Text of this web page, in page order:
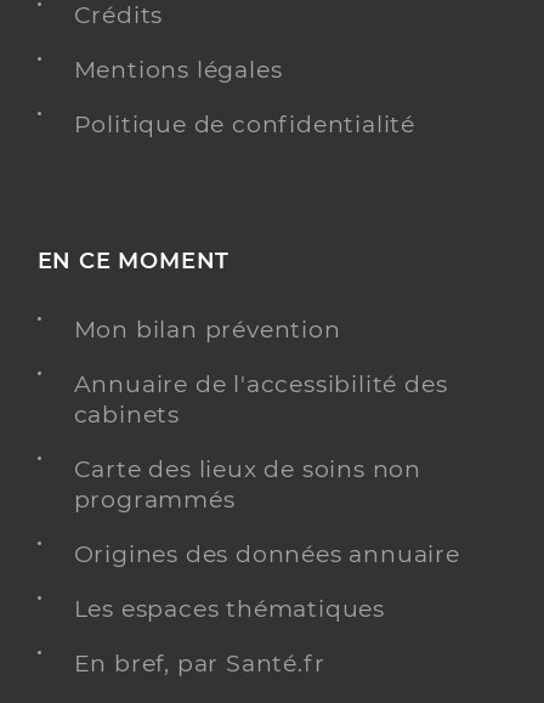
Crédits
Mentions légales
Politique de confidentialité
EN CE MOMENT
Mon bilan prévention
Annuaire de l'accessibilité des
cabinets
Carte des lieux de soins non
programmés
Origines des données annuaire
Les espaces thématiques
En bref, par Santé.fr